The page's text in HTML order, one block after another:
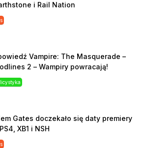
i Rail Nation
Vampire: The Masquerade –
2 – Wampiry powracają!
Gates doczekało się daty premiery
XB1 i NSH